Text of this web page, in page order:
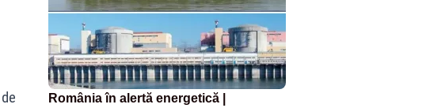
România în alertă energetică |